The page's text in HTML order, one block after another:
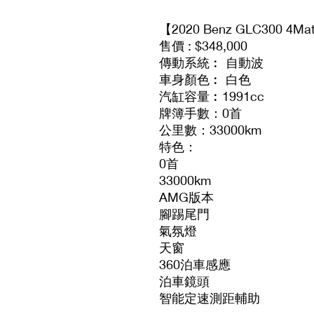
【2020 Benz GLC300
售價 : $348,000
傳動系統︰ 自動波
車身顏色︰ 白色
汽缸容量︰1991cc
牌簿手數：0首
公里數：33000km
特色：
0首
33000km
AMG版本
腳踢尾門
氣氛燈
天窗
360泊車感應
泊車鏡頭
智能定速測距輔助